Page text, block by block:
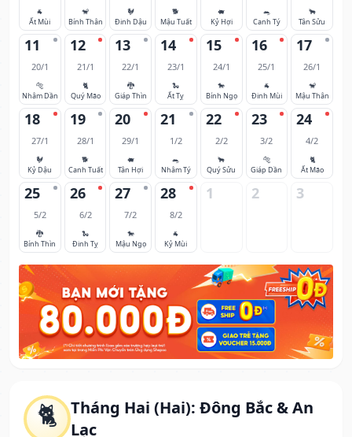
🐈
Tháng Hai (Hai): Đông Bắc & An
Lạc
🐐
Ất Mùi
🐒
Bính Thân
🐓
Đinh Dậu
🐕
Mậu Tuất
🐖
Kỷ Hợi
🐀
Canh Tý
🐂
Tân Sửu
11
20/1
🐅
Nhâm Dần
12
21/1
🐈
Quý Mão
13
22/1
🐉
Giáp Thìn
14
23/1
🐍
Ất Tỵ
15
24/1
🐎
Bính Ngọ
16
25/1
🐐
Đinh Mùi
17
26/1
🐒
Mậu Thân
18
27/1
🐓
Kỷ Dậu
19
28/1
🐕
Canh Tuất
20
29/1
🐖
Tân Hợi
21
1/2
🐀
Nhâm Tý
22
2/2
🐂
Quý Sửu
23
3/2
🐅
Giáp Dần
24
4/2
🐈
Ất Mão
25
5/2
🐉
Bính Thìn
26
6/2
🐍
Đinh Tỵ
27
7/2
🐎
Mậu Ngọ
28
8/2
🐐
Kỷ Mùi
1 2 3